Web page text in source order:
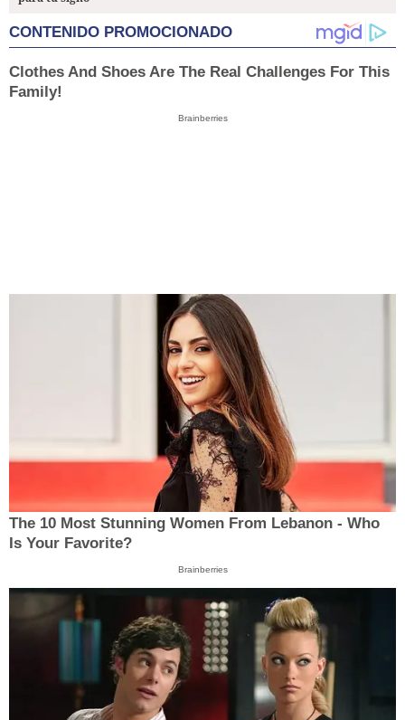
CONTENIDO PROMOCIONADO
Clothes And Shoes Are The Real Challenges For This
Family!
Brainberries
The 10 Most Stunning Women From Lebanon - Who
Is Your Favorite?
Brainberries